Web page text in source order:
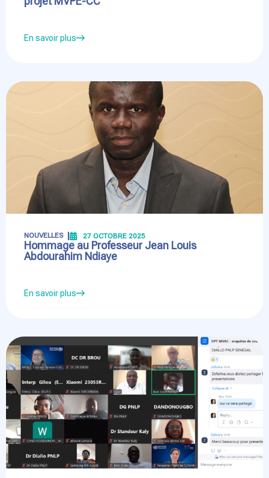
En savoir plus
NOUVELLES 27 OCTOBRE 2025
Hommage au Professeur Jean Louis
Abdourahim Ndiaye
En savoir plus